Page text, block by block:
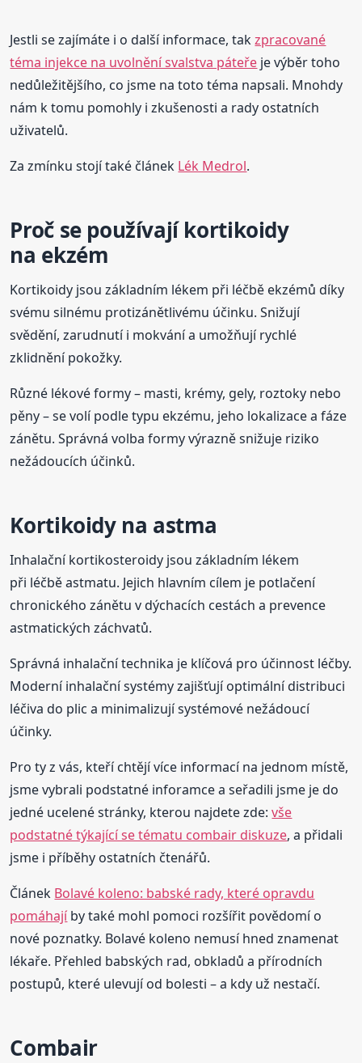
Jestli se zajímáte i o další informace, takzpracované
téma injekce na uvolnění svalstva páteře je výběr toho
nedůležitějšího, co jsme na toto téma napsali. Mnohdy
nám k tomu pomohly i zkušenosti a rady ostatních
uživatelů.
Za zmínku stojí také článek Lék Medrol.
Proč se používají kortikoidy
na ekzém
Kortikoidy jsou základním lékem při léčbě ekzémů díky
svému silnému protizánětlivému účinku. Snižují
svědění, zarudnutí i mokvání a umožňují rychlé
zklidnění pokožky.
Různé lékové formy – masti, krémy, gely, roztoky nebo
pěny – se volí podle typu ekzému, jeho lokalizace a fáze
zánětu. Správná volba formy výrazně snižuje riziko
nežádoucích účinků.
Kortikoidy na astma
Inhalační kortikosteroidy jsou základním lékem
při léčbě astmatu. Jejich hlavním cílem je potlačení
chronického zánětu v dýchacích cestách a prevence
astmatických záchvatů.
Správná inhalační technika je klíčová pro účinnost léčby.
Moderní inhalační systémy zajišťují optimální distribuci
léčiva do plic a minimalizují systémové nežádoucí
účinky.
Pro ty z vás, kteří chtějí více informací na jednom místě,
jsme vybrali podstatné inforamce a seřadili jsme je do
jedné ucelené stránky, kterou najdete zde:vše
podstatné týkající se tématu combair diskuze, a přidali
jsme i příběhy ostatních čtenářů.
Článek Bolavé koleno: babské rady, které opravdu
pomáhajíby také mohl pomoci rozšířit povědomí o
nové poznatky. Bolavé koleno nemusí hned znamenat
lékaře. Přehled babských rad, obkladů a přírodních
postupů, které ulevují od bolesti – a kdy už nestačí.
Combair